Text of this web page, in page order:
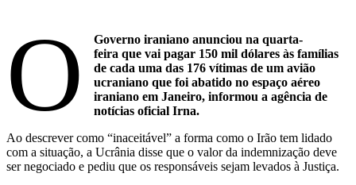
O
Governo iraniano anunciou na quarta-
feira que vai pagar 150 mil dólares às famílias
de cada uma das 176 vítimas de um avião
ucraniano que foi abatido no espaço aéreo
iraniano em Janeiro, informou a agência de
notícias oficial Irna.
Ao descrever como “inaceitável” a forma como o Irão tem lidado
com a situação, a Ucrânia disse que o valor da indemnização deve
ser negociado e pediu que os responsáveis sejam levados à Justiça.